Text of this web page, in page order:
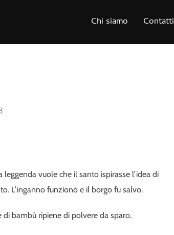
Chi siamo Contatti
vuole che il santo ispirasse l’idea di
L’inganno funzionò e il borgo fu salvo.
bambù ripiene di polvere da sparo.